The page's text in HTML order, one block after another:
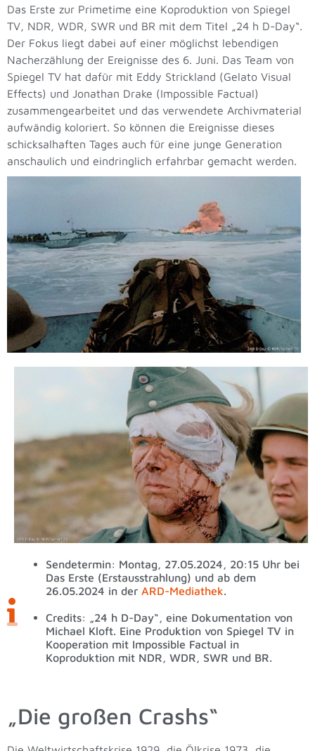
Das Erste zur Primetime eine Koproduktion von Spiegel
TV, NDR, WDR, SWR und BR mit dem Titel „24 h D-Day“.
Der Fokus liegt dabei auf einer möglichst lebendigen
Nacherzählung der Ereignisse des 6. Juni. Das Team von
Spiegel TV hat dafür mit Eddy Strickland (Gelato Visual
Effects) und Jonathan Drake (Impossible Factual)
zusammengearbeitet und das verwendete Archivmaterial
aufwändig koloriert. So können die Ereignisse dieses
schicksalhaften Tages auch für eine junge Generation
anschaulich und eindringlich erfahrbar gemacht werden.
Sendetermin: Montag, 27.05.2024, 20:15 Uhr bei
Das Erste (Erstausstrahlung) und ab dem
26.05.2024 in der ARD-Mediathek.
Credits: „24 h D-Day“, eine Dokumentation von
Michael Kloft. Eine Produktion von Spiegel TV in
Kooperation mit Impossible Factual in
Koproduktion mit NDR, WDR, SWR und BR.
„Die großen Crashs“